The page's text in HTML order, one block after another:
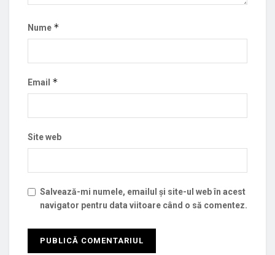
Nume *
Email *
Site web
Salvează-mi numele, emailul și site-ul web în acest
navigator pentru data viitoare când o să comentez.